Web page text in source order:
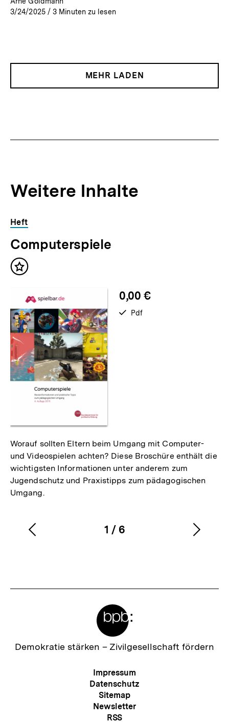
3/24/2025 / 3 Minuten zu lesen
MEHR LADEN
Weitere Inhalte
Inhaltskarousell
für
weitere
Inhalte
Inhaltskarussell
überspringen
Heft
Computerspiele
Inhalt
0,00 €
verfügbar
Pdf
Worauf sollten Eltern beim Umgang mit Computer-
und Videospielen achten? Diese Broschüre enthält die
wichtigsten Informationen unter anderem zum
Jugendschutz und Praxistipps zum pädagogischen
Umgang.
Karussellinhalt
1
von
/ 6
Vorherigen
Zur
Demokratie stärken – Zivilgesellschaft fördern
Meta-
Navigation
Impressum
Datenschutz
Sitemap
Newsletter
RSS